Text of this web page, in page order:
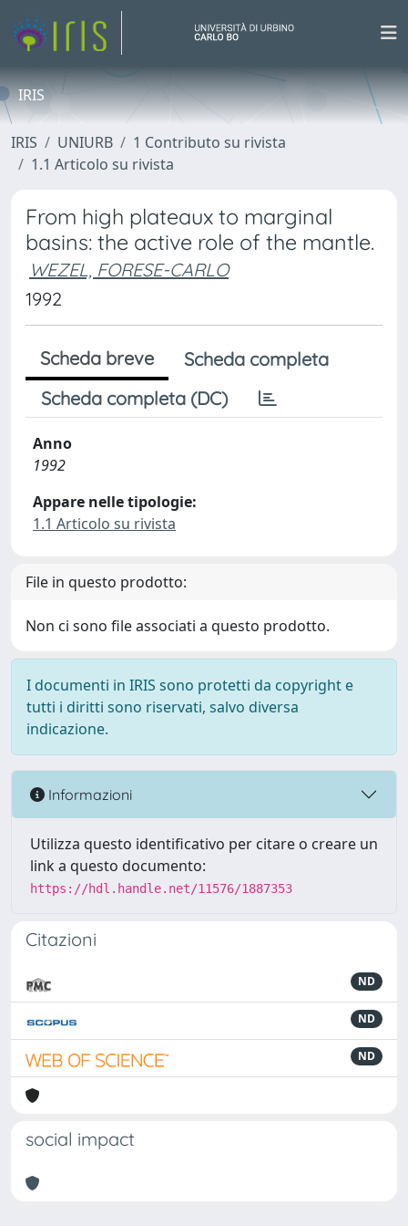
IRIS
IRIS UNIURB
1 Contributo su rivista
1.1 Articolo su rivista
From high plateaux to marginal
basins: the active role of the mantle.
WEZEL, FORESE-CARLO
1992
Scheda breve
Scheda completa
Scheda completa (DC)
Anno
1992
Appare nelle tipologie:
1.1 Articolo su rivista
File in questo prodotto:
Non ci sono file associati a questo prodotto.
I documenti in IRIS sono protetti da copyright e
tutti i diritti sono riservati, salvo diversa
indicazione.
Informazioni
Utilizza questo identificativo per citare o creare un
link a questo documento:
https://hdl.handle.net/11576/1887353
Citazioni
ND
ND
ND
social impact